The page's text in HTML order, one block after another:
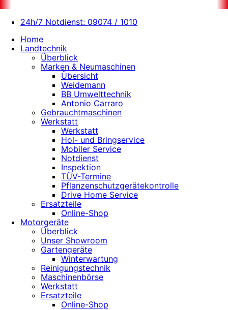
24h/7 Notdienst: 09074 / 1010
Home
Landtechnik
Überblick
Marken & Neumaschinen
Übersicht
Weidemann
BB Umwelttechnik
Antonio Carraro
Gebrauchtmaschinen
Werkstatt
Werkstatt
Hol- und Bringservice
Mobiler Service
Notdienst
Inspektion
TÜV-Termine
Pflanzenschutzgerätekontrolle
Drive Home Service
Ersatzteile
Online-Shop
Motorgeräte
Überblick
Unser Showroom
Gartengeräte
Winterwartung
Reinigungstechnik
Maschinenbörse
Werkstatt
Ersatzteile
Online-Shop